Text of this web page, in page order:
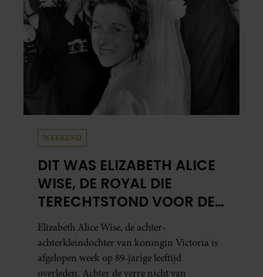
WEEKEND
DIT WAS ELIZABETH ALICE
WISE, DE ROYAL DIE
TERECHTSTOND VOOR DE
DOOD VAN HAAR BABY
Elizabeth Alice Wise, de achter-
achterkleindochter van koningin Victoria is
afgelopen week op 89-jarige leeftijd
overleden. Achter de verre nicht van